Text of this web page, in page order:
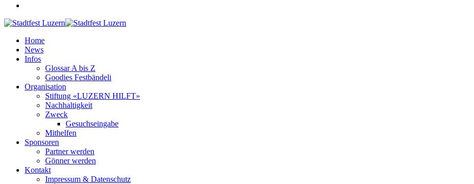
Home
News
Infos
Glossar A bis Z
Goodies Festbändeli
Organisation
Stiftung «LUZERN HILFT»
Nachhaltigkeit
Zweck
Gesuchseingabe
Mithelfen
Sponsoren
Partner werden
Gönner werden
Kontakt
Impressum & Datenschutz